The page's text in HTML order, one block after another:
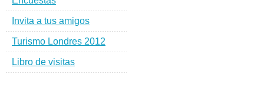
Invita a tus amigos
Turismo Londres 2012
Libro de visitas